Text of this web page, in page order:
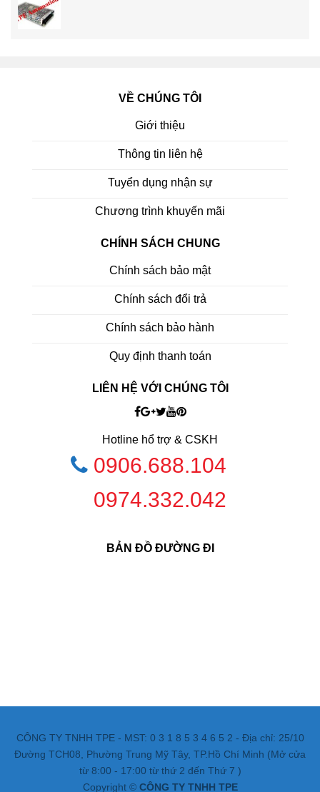
VỀ CHÚNG TÔI
Giới thiệu
Thông tin liên hệ
Tuyển dụng nhận sự
Chương trình khuyến mãi
CHÍNH SÁCH CHUNG
Chính sách bảo mật
Chính sách đổi trả
Chính sách bảo hành
Quy định thanh toán
LIÊN HỆ VỚI CHÚNG TÔI
Hotline hổ trợ & CSKH
0906.688.104
0974.332.042
BẢN ĐỒ ĐƯỜNG ĐI
CÔNG TY TNHH TPE - MST: 0 3 1 8 5 3 4 6 5 2 - Địa chỉ: 25/10
Đường TCH08, Phường Trung Mỹ Tây, TP.Hồ Chí Minh (Mở cửa
từ 8:00 - 17:00 từ thứ 2 đến Thứ 7 )
Copyright © CÔNG TY TNHH TPE